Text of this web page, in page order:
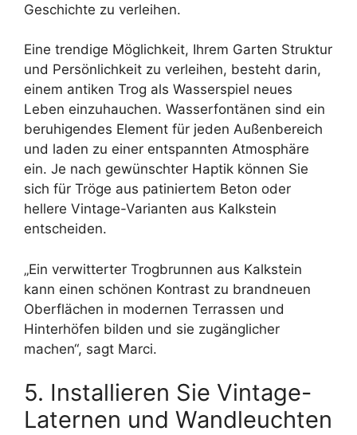
Geschichte zu verleihen.
Eine trendige Möglichkeit, Ihrem Garten Struktur
und Persönlichkeit zu verleihen, besteht darin,
einem antiken Trog als Wasserspiel neues
Leben einzuhauchen. Wasserfontänen sind ein
beruhigendes Element für jeden Außenbereich
und laden zu einer entspannten Atmosphäre
ein. Je nach gewünschter Haptik können Sie
sich für Tröge aus patiniertem Beton oder
hellere Vintage-Varianten aus Kalkstein
entscheiden.
„Ein verwitterter Trogbrunnen aus Kalkstein
kann einen schönen Kontrast zu brandneuen
Oberflächen in modernen Terrassen und
Hinterhöfen bilden und sie zugänglicher
machen“, sagt Marci.
5. Installieren Sie Vintage-
Laternen und Wandleuchten